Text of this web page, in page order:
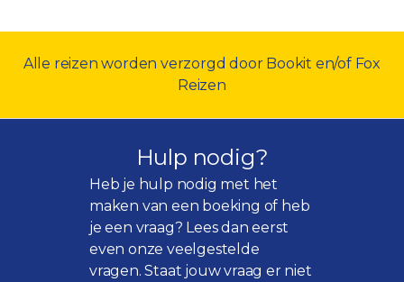
Alle reizen worden verzorgd door Bookit en/of Fox
Reizen
Hulp nodig?
Heb je hulp nodig met het
maken van een boeking of heb
je een vraag? Lees dan eerst
even onzeveelgestelde
vragen. Staat jouw vraag er niet